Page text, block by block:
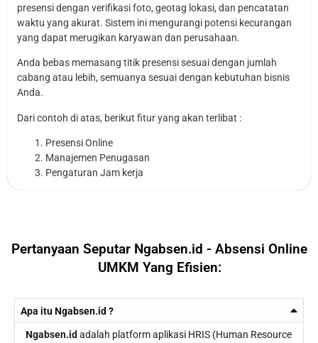
presensi dengan verifikasi foto, geotag lokasi, dan pencatatan
waktu yang akurat. Sistem ini mengurangi potensi kecurangan
yang dapat merugikan karyawan dan perusahaan.
Anda bebas memasang titik presensi sesuai dengan jumlah
cabang atau lebih, semuanya sesuai dengan kebutuhan bisnis
Anda.
Dari contoh di atas, berikut fitur yang akan terlibat :
Presensi Online
Manajemen Penugasan
Pengaturan Jam kerja
Pertanyaan Seputar Ngabsen.id - Absensi Online
UMKM Yang Efisien:
Apa itu Ngabsen.id ?
Ngabsen.id adalah platform aplikasi HRIS (Human Resource